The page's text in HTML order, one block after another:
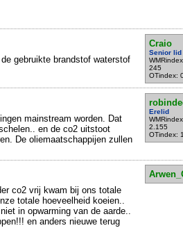
Craio
Senior lid
245
OTindex:
gebruikte brandstof waterstof
Erelid
2.155
OTindex:
mainstream worden. Dat
en de co2 uitstoot
De oliemaatschappijen zullen
co2 vrij kwam bij ons totale
totale hoeveelheid koeien..
in opwarming van de aarde..
en anders nieuwe terug